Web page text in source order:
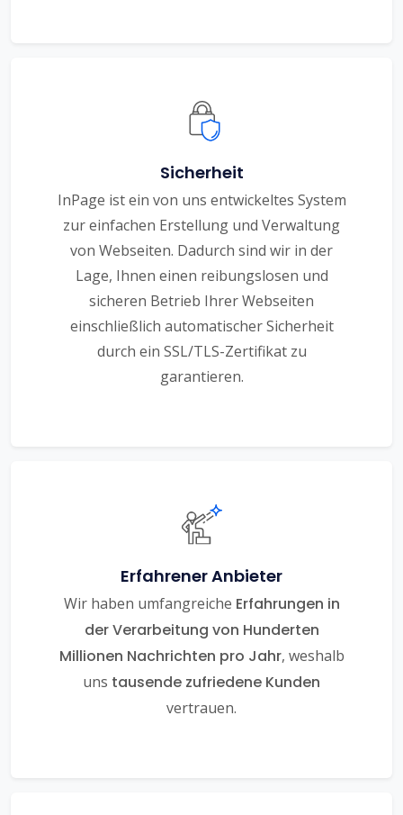
Sicherheit
InPage ist ein von uns entwickeltes System
zur einfachen Erstellung und Verwaltung
von Webseiten. Dadurch sind wir in der
Lage, Ihnen einen reibungslosen und
sicheren Betrieb Ihrer Webseiten
einschließlich automatischer Sicherheit
durch ein SSL/TLS-Zertifikat zu
garantieren.
Erfahrener Anbieter
Wir haben umfangreiche Erfahrungen in
der Verarbeitung von Hunderten
Millionen Nachrichten pro Jahr, weshalb
uns tausende zufriedene Kunden
vertrauen.